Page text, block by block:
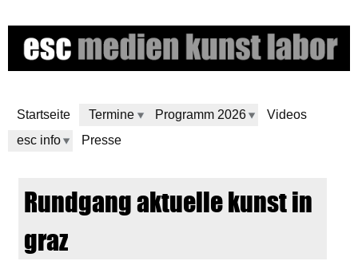
to
main
Startseite
Termine Programm 2026
Videos
esc info
Presse
Rundgang aktuelle kunst in
graz